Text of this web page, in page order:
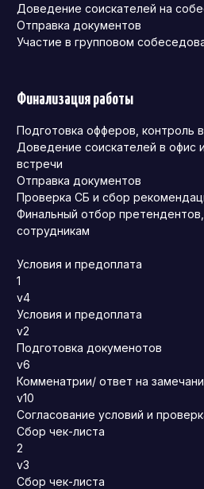
Доведение соискателей на
Отправка документов
Участие в групповом
Финализация работы
Подготовка офферов, контроль
Доведение соискателей в офис
встречи
Отправка документов
Проверка СБ и сбор
Финальный отбор
сотрудникам
Условия и предоплата
1
v4
Условия и предоплата
v2
Подготовка докуменотов
v6
Комменатрии/ ответ на
v10
Согласование условий и
Сбор чек-листа
2
v3
Сбор чек-листа